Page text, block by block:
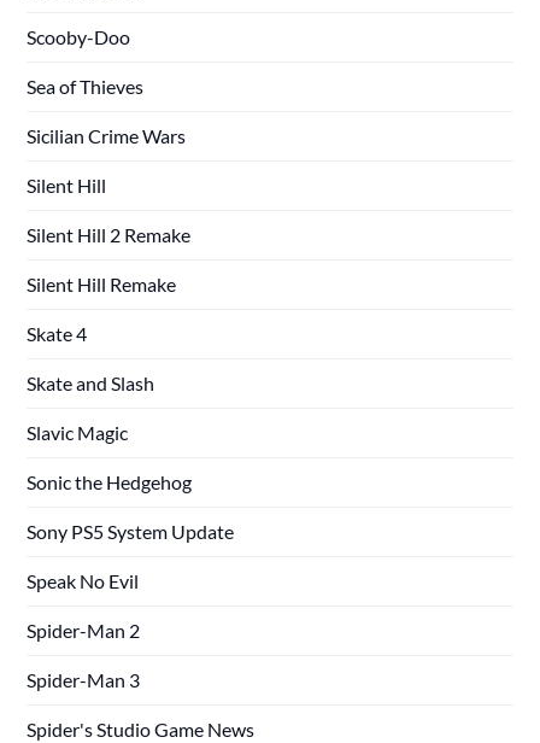
Scooby-Doo
Sea of Thieves
Sicilian Crime Wars
Silent Hill
Silent Hill 2 Remake
Silent Hill Remake
Skate 4
Skate and Slash
Slavic Magic
Sonic the Hedgehog
Sony PS5 System Update
Speak No Evil
Spider-Man 2
Spider-Man 3
Spider's Studio Game News